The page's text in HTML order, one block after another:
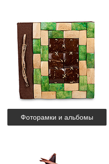
Фоторамки и альбомы